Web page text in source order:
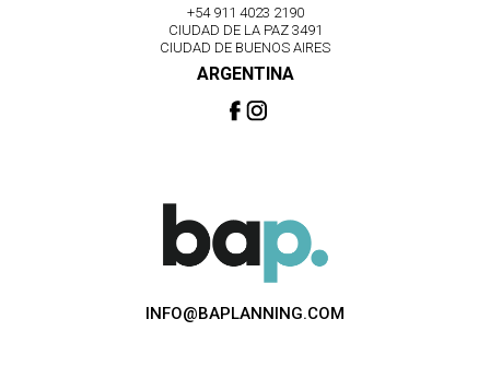
+54 911 4023 2190
CIUDAD DE LA PAZ 3491
CIUDAD DE BUENOS AIRES
ARGENTINA
INFO@BAPLANNING.COM